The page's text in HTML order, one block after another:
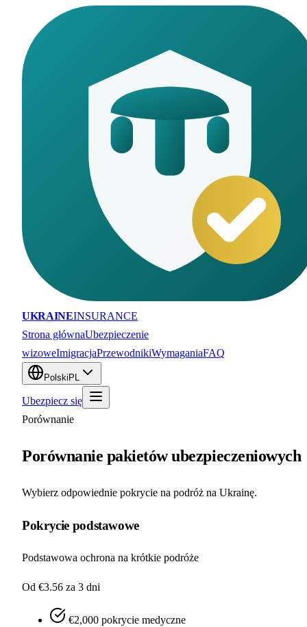
UKRAINEINSURANCE
Strona głównaUbezpieczenie
wizoweImigracjaPrzewodnikiWymaganiaFAQ
Polski PL
Ubezpiecz się
Porównanie
Porównanie pakietów ubezpieczeniowych
Wybierz odpowiednie pokrycie na podróż na Ukrainę.
Pokrycie podstawowe
Podstawowa ochrona na krótkie podróże
Od €3.56 za 3 dni
€2,000 pokrycie medyczne